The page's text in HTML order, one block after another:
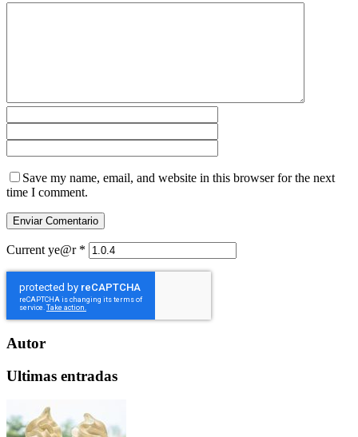
Save my name, email, and website in this browser for the next
time I comment.
Current ye@r *
Autor
Ultimas entradas